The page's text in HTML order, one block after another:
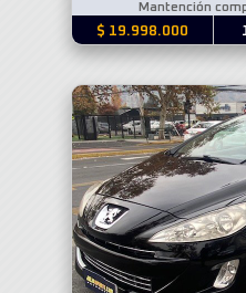
Mantención
$ 19.998.000